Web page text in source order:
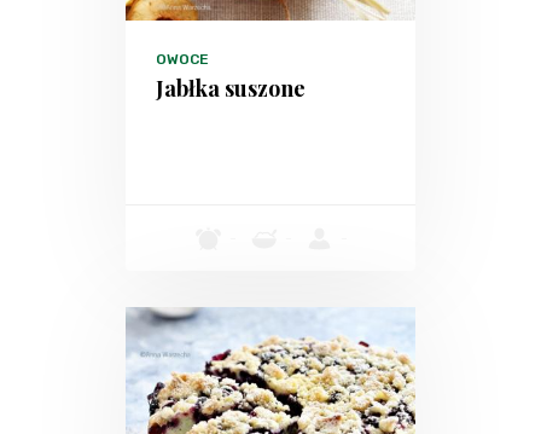
OWOCE
Jabłka suszone